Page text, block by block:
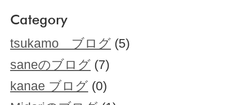
Category
tsukamo ブログ (5)
saneのブログ (7)
kanae ブログ (0)